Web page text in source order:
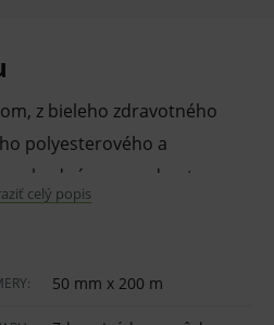
z bieleho zdravotného
polyesterového a
vhodné pre predmety
pevná fólia umožňuje
obsah. Úlohy zaisťujú
sterilizovanému materiálu.
celý popis
50 mm x 200 m